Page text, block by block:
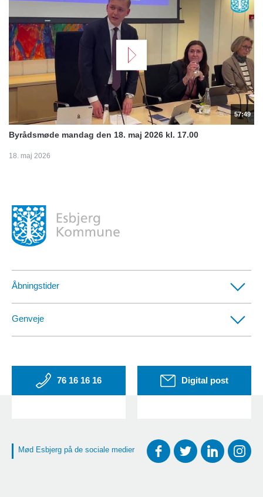
57:49
Byrådsmøde mandag den 18. maj 2026 kl. 17.00
18. maj 2026
Åbningstider
Afdelinger med særlige telefontider
Genveje
EAN-numre
76 16 16 16 Digital post
Mød Esbjerg på de sociale medier